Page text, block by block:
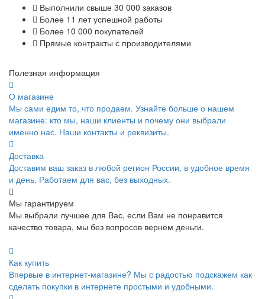
Выполнили свыше 30 000 заказов
Более 11 лет успешной работы
Более 10 000 покупателей
Прямые контракты с производителями
Полезная информация
О магазине
Мы сами едим то, что продаем. Узнайте больше о нашем
магазине: кто мы, наши клиенты и почему они выбрали
именно нас. Наши контакты и реквизиты.
Доставка
Доставим ваш заказ в любой регион России, в удобное время
и день. Работаем для вас, без выходных.
Мы гарантируем
Мы выбрали лучшее для Вас, если Вам не понравится
качество товара, мы без вопросов вернем деньги.
Как купить
Впервые в интернет-магазине? Мы с радостью подскажем как
сделать покупки в интернете простыми и удобными.